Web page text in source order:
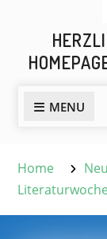
MENU
Home